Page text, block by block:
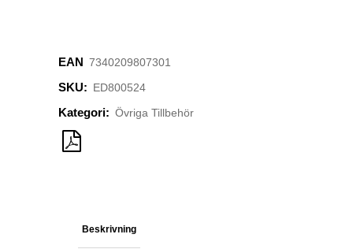
EAN ‌7340209807301
SKU: ED800524
Kategori: Övriga Tillbehör
Beskrivning